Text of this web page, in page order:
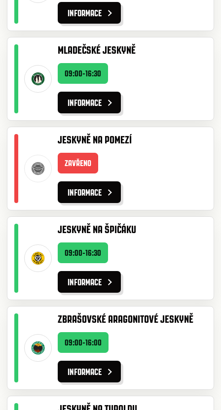
INFORMACE
MLADEČSKÉ JESKYNĚ
09:00-16:30
INFORMACE
JESKYNĚ NA POMEZÍ
ZAVŘENO
INFORMACE
JESKYNĚ NA ŠPIČÁKU
09:00-16:30
INFORMACE
ZBRAŠOVSKÉ ARAGONITOVÉ JESKYNĚ
09:00-16:00
INFORMACE